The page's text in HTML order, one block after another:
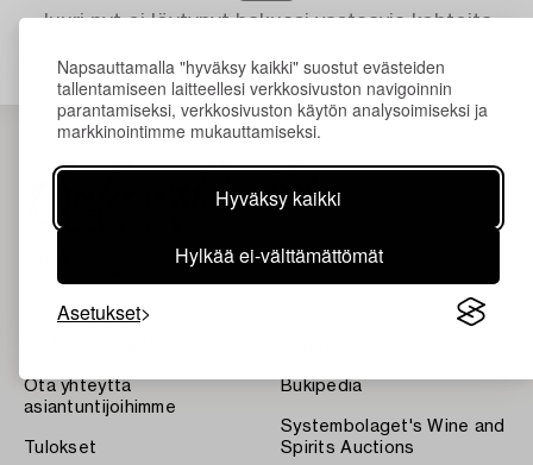
Napsauttamalla "hyväksy kaikki" suostut evästeiden
tallentamiseen laitteellesi verkkosivuston navigoinnin
parantamiseksi, verkkosivuston käytön analysoimiseksi ja
markkinointimme mukauttamiseksi.
Hyväksy kaikki
Hylkää ei-välttämättömät
Asetukset
Juuri nyt ei löytynyt hakuasi vastaavia kohteita.
Ota yhteyttä
asiantuntijoihimme
Tulokset
Bukipedia
Systembolaget's Wine and
Spirits Auctions